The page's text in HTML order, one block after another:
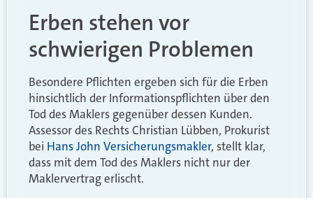
Erben stehen vor
schwierigen Problemen
Besondere Pflichten ergeben sich für die Erben
hinsichtlich der Informationspflichten über den
Tod des Maklers gegenüber dessen Kunden.
Assessor des Rechts Christian Lübben, Prokurist
bei Hans John Versicherungsmakler, stellt klar,
dass mit dem Tod des Maklers nicht nur der
Maklervertrag erlischt.